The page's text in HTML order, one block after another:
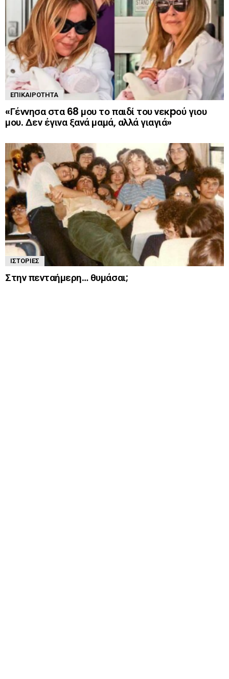
ΕΠΙΚΑΙΡΌΤΗΤΑ
«Γέννησα στα 68 μου το παιδί του νεκpού γιου
μου. Δεν έγινα ξανά μαμά, αλλά γιαγιά»
ΙΣΤΟΡΊΕΣ
Στην πενταήμερη… θυμάσαι;